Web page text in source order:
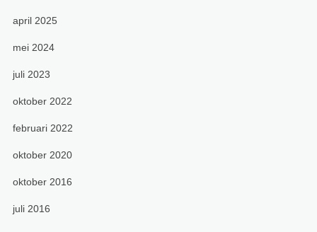
april 2025
mei 2024
juli 2023
oktober 2022
februari 2022
oktober 2020
oktober 2016
juli 2016